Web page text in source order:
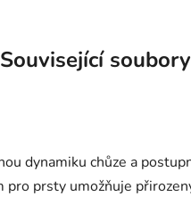
Související
dynamiku chůze a
prsty umožňuje